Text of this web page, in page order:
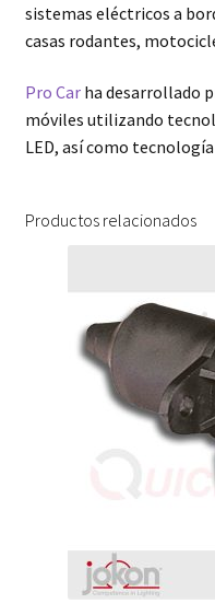
sistemas eléctricos a
casas rodantes,
Pro Carha desarrollado
móviles utilizando
LED, así como tecnología
Productos relacionados